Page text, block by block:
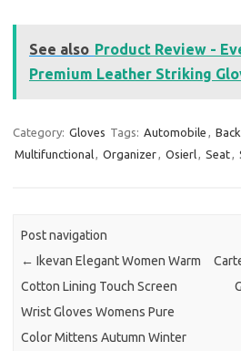
See also Product Review -
Premium Leather Striking
Category: Gloves Tags: Automobile ,
Multifunctional, Organizer, Osierl, Seat,
Post navigation
← Ikevan Elegant Women Warm
Cotton Lining Touch Screen
Wrist Gloves Womens Pure
Color Mittens Autumn Winter